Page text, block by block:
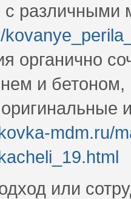
с различными
органично
и бетоном,
mdm.ru/
или